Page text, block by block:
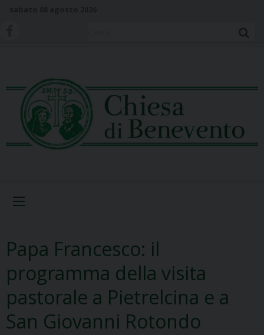
Papa Francesco: il
programma della visita
pastorale a Pietrelcina e a
San Giovanni Rotondo